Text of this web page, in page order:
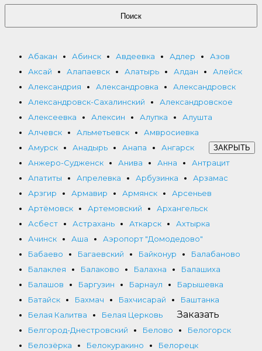
Поиск
Абакан Абинск Авдеевка Адлер
Азов
Аксай
Алапаевск Алатырь Алдан
Алейск
Александрия
Александровка
Александровск
Александровск-Сахалинский
Александровское
Алексеевка
Алексин Алупка
Алушта
Алчевск
Альметьевск
Амвросиевка
Амурск
Анадырь Анапа
Ангарск
Анжеро-Судженск
Анива Анна
Антрацит
Апатиты
Апрелевка Арбузинка
Арзамас
Арзгир
Армавир Армянск
Арсеньев
Артёмовск
Артемовский
Архангельск
Асбест
Астрахань Аткарск
Ахтырка
Ачинск
Аша
Аэропорт "Домодедово"
Бабаево
Багаевский Байконур
Балабаново
Балаклея
Балаково Балахна
Балашиха
Балашов
Баргузин Барнаул
Барышевка
Батайск
Бахмач Бахчисарай
Баштанка
Белая Калитва
Белая Церковь
Белгород-Днестровский
Белово
Белогорск
Белозёрка
Белокуракино
Белорецк
ЗАКРЫТЬ
Заказать